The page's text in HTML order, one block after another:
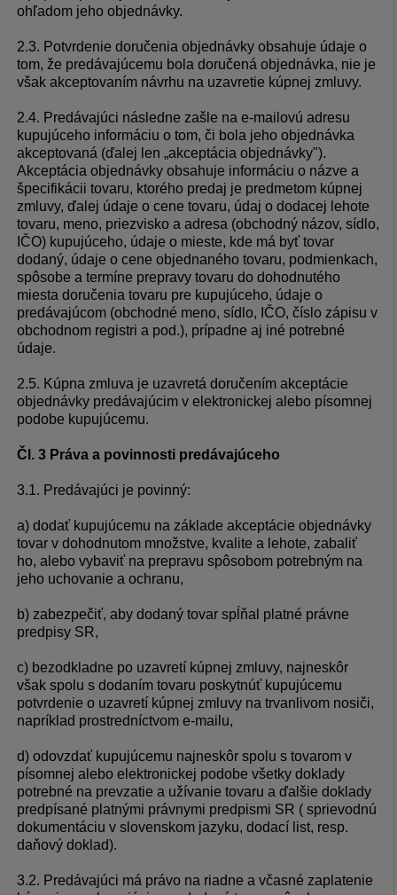
ohľadom jeho objednávky.
2.3. Potvrdenie doručenia objednávky obsahuje údaje o
tom, že predávajúcemu bola doručená objednávka, nie je
však akceptovaním návrhu na uzavretie kúpnej zmluvy.
2.4. Predávajúci následne zašle na e-mailovú adresu
kupujúceho informáciu o tom, či bola jeho objednávka
akceptovaná (ďalej len „akceptácia objednávky").
Akceptácia objednávky obsahuje informáciu o názve a
špecifikácii tovaru, ktorého predaj je predmetom kúpnej
zmluvy, ďalej údaje o cene tovaru, údaj o dodacej lehote
tovaru, meno, priezvisko a adresa (obchodný názov, sídlo,
IČO) kupujúceho, údaje o mieste, kde má byť tovar
dodaný, údaje o cene objednaného tovaru, podmienkach,
spôsobe a termíne prepravy tovaru do dohodnutého
miesta doručenia tovaru pre kupujúceho, údaje o
predávajúcom (obchodné meno, sídlo, IČO, číslo zápisu v
obchodnom registri a pod.), prípadne aj iné potrebné
údaje.
2.5. Kúpna zmluva je uzavretá doručením akceptácie
objednávky predávajúcim v elektronickej alebo písomnej
podobe kupujúcemu.
Čl. 3 Práva a povinnosti predávajúceho
3.1. Predávajúci je povinný:
a) dodať kupujúcemu na základe akceptácie objednávky
tovar v dohodnutom množstve, kvalite a lehote, zabaliť
ho, alebo vybaviť na prepravu spôsobom potrebným na
jeho uchovanie a ochranu,
b) zabezpečiť, aby dodaný tovar spĺňal platné právne
predpisy SR,
c) bezodkladne po uzavretí kúpnej zmluvy, najneskôr
však spolu s dodaním tovaru poskytnúť kupujúcemu
potvrdenie o uzavretí kúpnej zmluvy na trvanlivom nosiči,
napríklad prostredníctvom e-mailu,
d) odovzdať kupujúcemu najneskôr spolu s tovarom v
písomnej alebo elektronickej podobe všetky doklady
potrebné na prevzatie a užívanie tovaru a ďalšie doklady
predpísané platnými právnymi predpismi SR ( sprievodnú
dokumentáciu v slovenskom jazyku, dodací list, resp.
daňový doklad).
3.2. Predávajúci má právo na riadne a včasné zaplatenie